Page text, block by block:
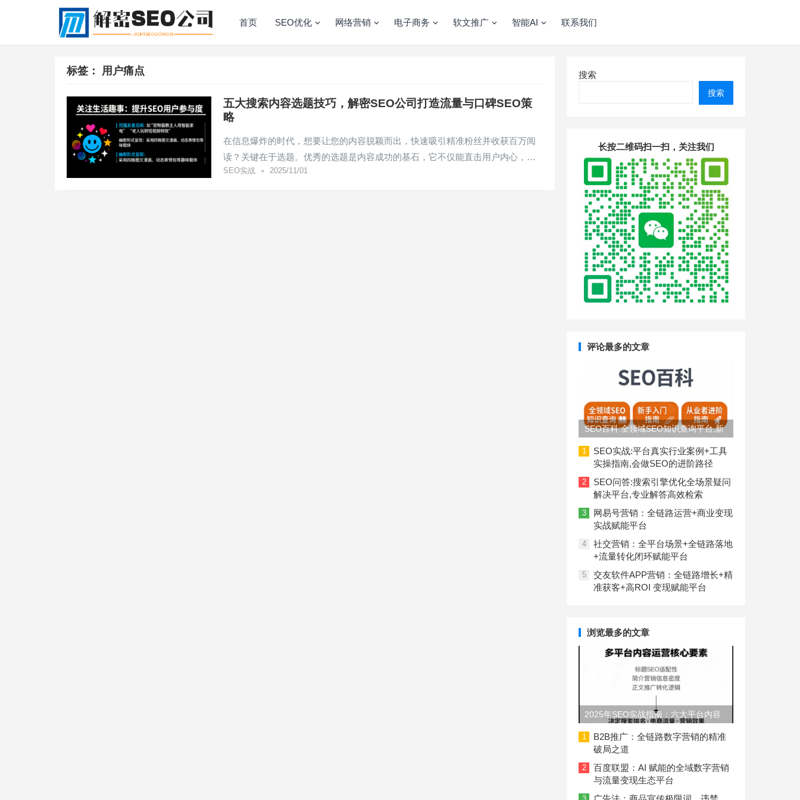
首页 SEO优化 网络营销 电子商务 软文推广 智能AI 联系我们
标签： 用户痛点
五大搜索内容选题技巧，解密SEO公司打造流量与口碑SEO策
略
在信息爆炸的时代，想要让您的内容脱颖而出，快速吸引精准粉丝并收获百万阅
读？关键在于选题。优秀的选题是内容成功的基石，它不仅能直击用户内心，…
SEO实战 • 2025/11/01
搜索
搜索
长按二维码扫一扫，关注我们
评论最多的文章
SEO百科:全领域SEO知识查询平台,新
手入门到从业者进阶指南
1
SEO实战:平台真实行业案例+工具
实操指南,会做SEO的进阶路径
2
SEO问答:搜索引擎优化全场景疑问
解决平台,专业解答高效检索
3
网易号营销：全链路运营+商业变现
实战赋能平台
4
社交营销：全平台场景+全链路落地
+流量转化闭环赋能平台
5
交友软件APP营销：全链路增长+精
准获客+高ROI 变现赋能平台
浏览最多的文章
2025年SEO实战指南：六大平台内容
长度与结构规范
1
B2B推广：全链路数字营销的精准
破局之道
2
百度联盟：AI 赋能的全域数字营销
与流量变现生态平台